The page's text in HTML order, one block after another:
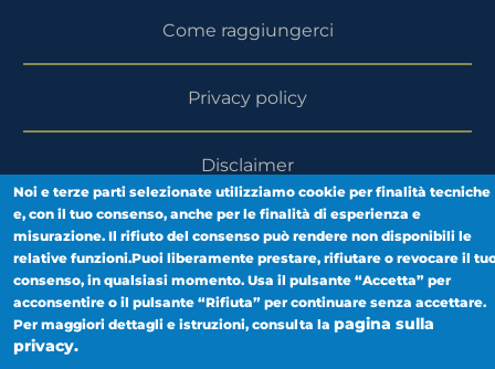
Come raggiungerci
Privacy policy
Disclaimer
Area riservata
Noi e terze parti selezionate utilizziamo cookie per finalità tecniche
e, con il tuo consenso, anche per le finalità di esperienza e
misurazione. Il rifiuto del consenso può rendere non disponibili le
relative funzioni.Puoi liberamente prestare, rifiutare o revocare il
consenso, in qualsiasi momento. Usa il pulsante “Accetta” per
acconsentire o il pulsante “Rifiuta” per continuare senza accettare.
Per maggiori dettagli e istruzioni, consulta la pagina sulla
privacy.